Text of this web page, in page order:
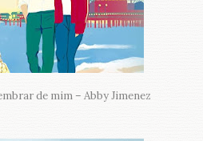
de mim – Abby Jimenez